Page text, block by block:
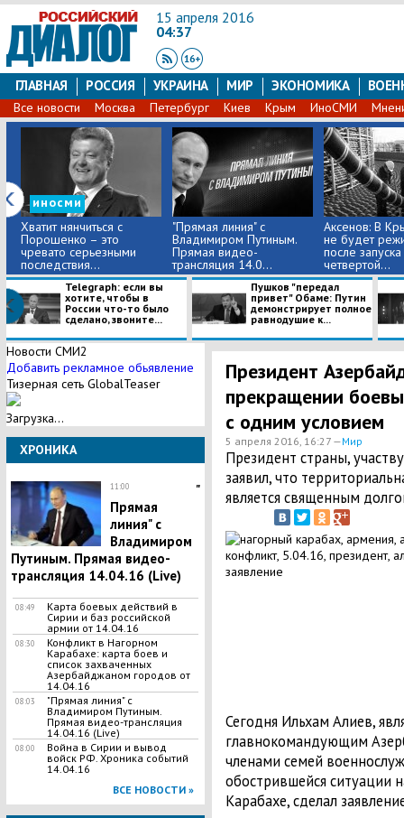
15 апреля 2016
04:37
ГЛАВНАЯ РОССИЯ УКРАИНА МИР ЭКОНОМИКА
Все новости Москва Петербург Киев Крым ИноСМИ
иносми
Хватит нянчиться с
Порошенко – это
чревато серьезными
последствия...
"Прямая линия" с
Владимиром Путиным.
Прямая видео-
трансляция 14.0...
Аксенов: В
не будет
после запуска
четвертой...
Telegraph: если вы
хотите, чтобы в
России что-то было
сделано, звоните...
Пушков "передал
привет" Обаме: Путин
демонстрирует полное
равнодушие к...
Новости СМИ2
Добавить рекламное обьявление
Тизерная сеть GlobalTeaser
Загрузка...
ХРОНИКА
11:00
"
Прямая
линия" с
Владимиром
Путиным. Прямая видео-
трансляция 14.04.16 (Live)
08:49
Карта боевых действий в
Сирии и баз российской
армии от 14.04.16
08:30
Конфликт в Нагорном
Карабахе: карта боев и
список захваченных
Азербайджаном городов от
14.04.16
08:03
"Прямая линия" с
Владимиром Путиным.
Прямая видео-трансляция
14.04.16 (Live)
08:00
Война в Сирии и вывод
войск РФ. Хроника событий
14.04.16
ВСЕ НОВОСТИ »
Президент
прекращении
с одним условием
5 апреля 2016, 16:27 —Мир
Президент страны,
заявил, что
является священным
Сегодня Ильхам Алиев,
главнокомандующим
членами семей
обострившейся ситуации
Карабахе, сделал